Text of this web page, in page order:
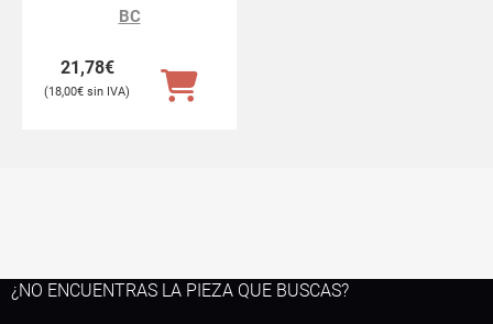
BC
21,78€
18,00€
¿NO ENCUENTRAS LA PIEZA QUE BUSCAS?